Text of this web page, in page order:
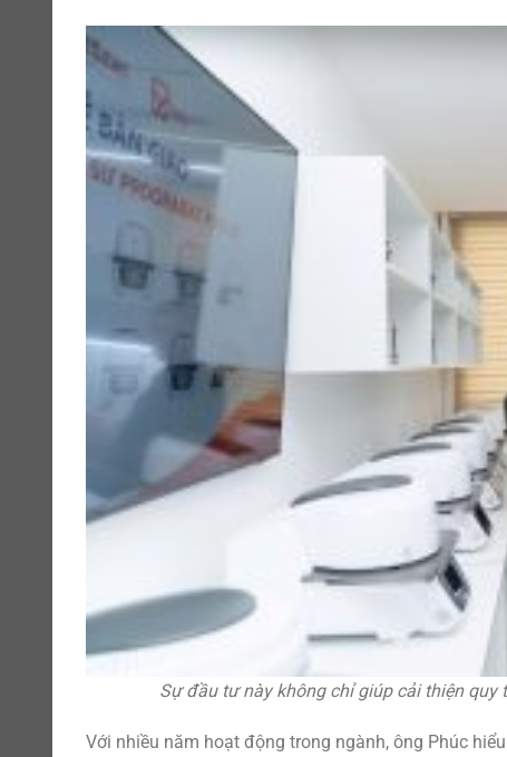
Sự đầu tư này không chỉ giúp cải thiện
Với nhiều năm hoạt động trong ngành, ông Phúc